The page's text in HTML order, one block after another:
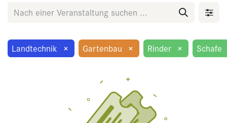
Landtechnik × Gartenbau × Rinder × Schafe